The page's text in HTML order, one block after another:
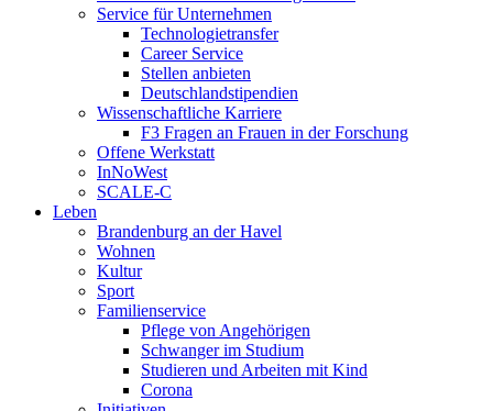
Service für Unternehmen
Technologietransfer
Career Service
Stellen anbieten
Deutschlandstipendien
Wissenschaftliche Karriere
F3 Fragen an Frauen in der Forschung
Offene Werkstatt
InNoWest
SCALE-C
Leben
Brandenburg an der Havel
Wohnen
Kultur
Sport
Familienservice
Pflege von Angehörigen
Schwanger im Studium
Studieren und Arbeiten mit Kind
Corona